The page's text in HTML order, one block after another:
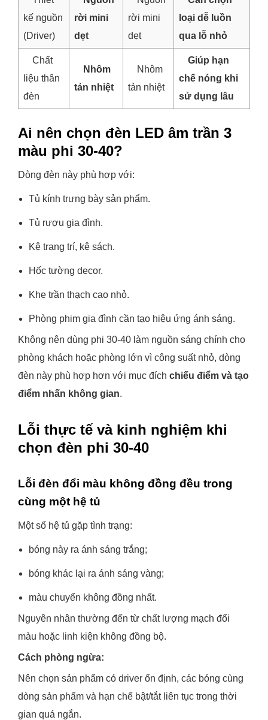
kế nguồn
(Driver)
rời mini
dẹt
rời mini
dẹt
loại dễ luồn
qua lỗ nhỏ
Chất
liệu thân
đèn
Nhôm
tản nhiệt
Nhôm
tản nhiệt
Giúp hạn
chế nóng khi
sử dụng lâu
Ai nên chọn đèn LED âm trần 3
màu phi 30-40?
Dòng đèn này phù hợp với:
Tủ kính trưng bày sản phẩm.
Tủ rượu gia đình.
Kệ trang trí, kệ sách.
Hốc tường decor.
Khe trần thạch cao nhỏ.
Phòng phim gia đình cần tạo hiệu ứng ánh sáng.
Không nên dùng phi 30-40 làm nguồn sáng chính cho
phòng khách hoặc phòng lớn vì công suất nhỏ, dòng
đèn này phù hợp hơn với mục đích chiếu điểm và tạo
điểm nhấn không gian.
Lỗi thực tế và kinh nghiệm khi
chọn đèn phi 30-40
Lỗi đèn đổi màu không đồng đều trong
cùng một hệ tủ
Một số hệ tủ gặp tình trạng:
bóng này ra ánh sáng trắng;
bóng khác lại ra ánh sáng vàng;
màu chuyển không đồng nhất.
Nguyên nhân thường đến từ chất lượng mạch đổi
màu hoặc linh kiện không đồng bộ.
Cách phòng ngừa:
Nên chọn sản phẩm có driver ổn định, các bóng cùng
dòng sản phẩm và hạn chế bật/tắt liên tục trong thời
gian quá ngắn.